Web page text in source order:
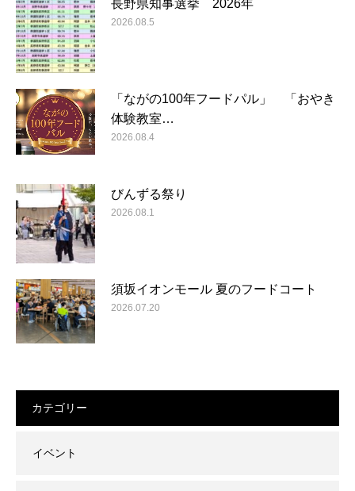
長野県知事選挙 2026年
2026.08.5
「ながの100年フードパル」 「おやき
体験教室…
2026.08.4
びんずる祭り
2026.08.1
須坂イオンモール 夏のフードコート
2026.07.20
カテゴリー
イベント